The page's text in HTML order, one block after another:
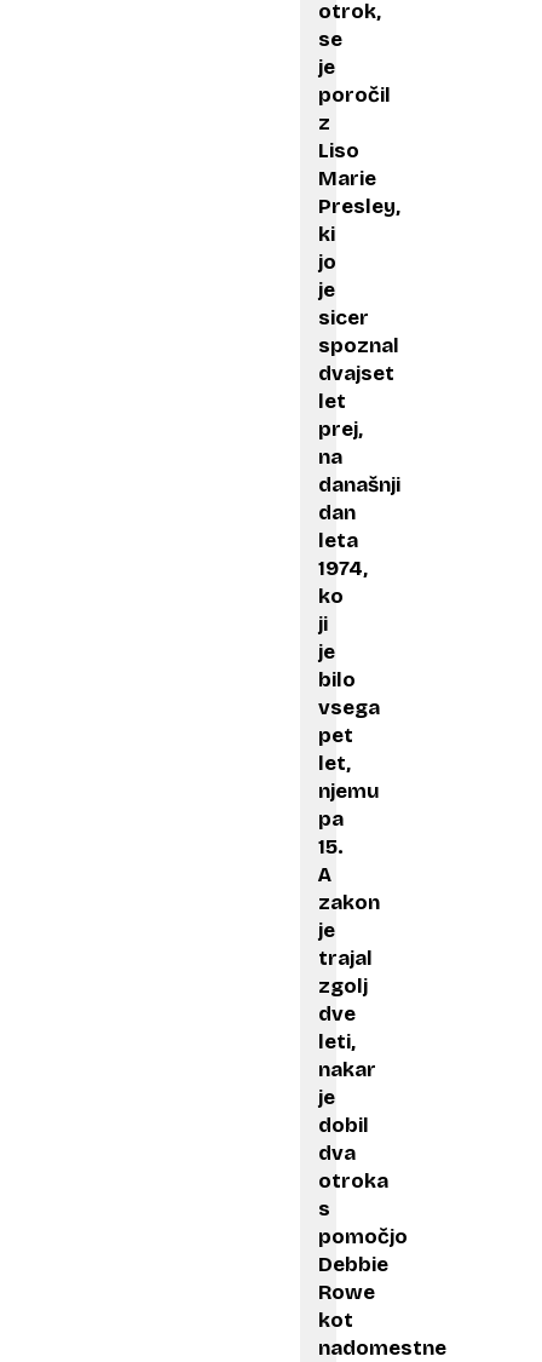
otrok,
se
je
poročil
z
Liso
Marie
Presley,
ki
jo
je
sicer
spoznal
dvajset
let
prej,
na
današnji
dan
leta
1974,
ko
ji
je
bilo
vsega
pet
let,
njemu
pa
15.
A
zakon
je
trajal
zgolj
dve
leti,
nakar
je
dobil
dva
otroka
s
pomočjo
Debbie
Rowe
kot
nadomestne